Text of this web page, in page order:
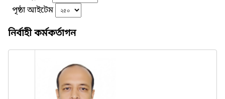
পৃষ্ঠা আইটেম
নির্বাহী কর্মকর্তাগন